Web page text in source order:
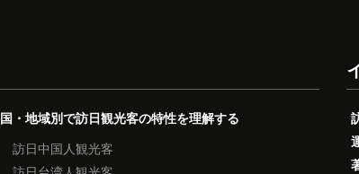
国・地域別で訪日観光客の特性を理解する
訪日中国人観光客